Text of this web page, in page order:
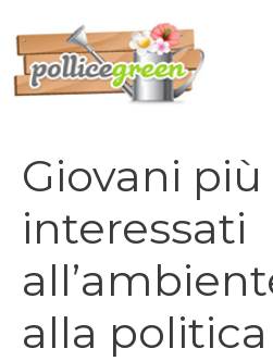
contenuto
Giovani più
interessati
alla